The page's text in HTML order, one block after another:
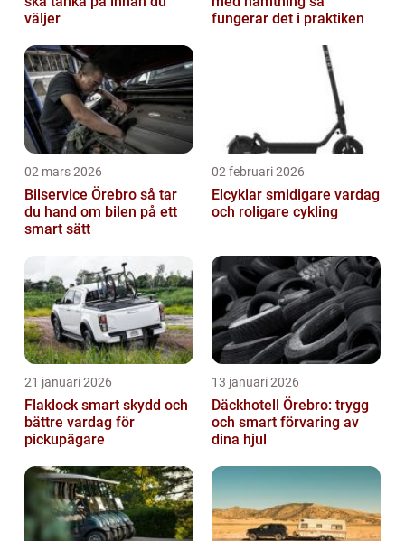
väljer
fungerar det i praktiken
02 mars 2026
Bilservice Örebro så tar
du hand om bilen på ett
smart sätt
02 februari 2026
Elcyklar smidigare vardag
och roligare cykling
21 januari 2026
Flaklock smart skydd och
bättre vardag för
pickupägare
13 januari 2026
Däckhotell Örebro: trygg
och smart förvaring av
dina hjul